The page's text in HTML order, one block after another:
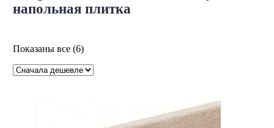
напольная плитка
Показаны все (6)Цены:
возрастанию